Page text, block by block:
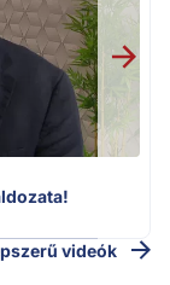
videók